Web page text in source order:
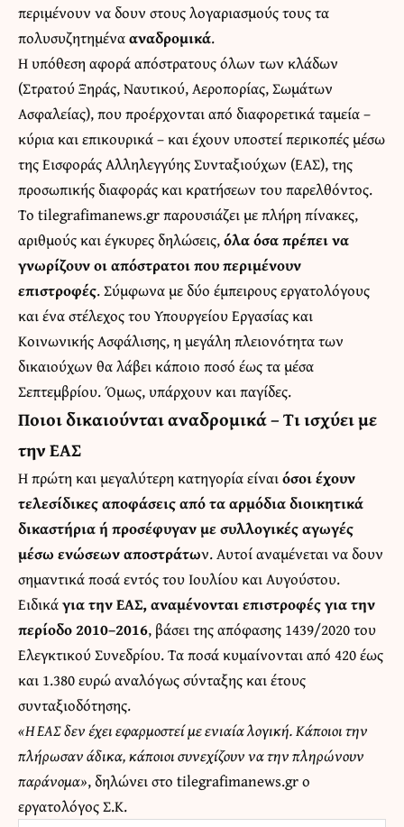
περιμένουν να δουν στους λογαριασμούς τους τα
πολυσυζητημένααναδρομικά.
Η υπόθεση αφορά απόστρατους όλων των κλάδων
(Στρατού Ξηράς, Ναυτικού, Αεροπορίας, Σωμάτων
Ασφαλείας), που προέρχονται από διαφορετικά ταμεία –
κύρια και επικουρικά – και έχουν υποστεί περικοπές μέσω
της Εισφοράς Αλληλεγγύης Συνταξιούχων (ΕΑΣ), της
προσωπικής διαφοράς και κρατήσεων του παρελθόντος.
Το tilegrafimanews.gr παρουσιάζει με πλήρη πίνακες,
αριθμούς και έγκυρες δηλώσεις,όλα όσα πρέπει να
γνωρίζουν οι απόστρατοι που περιμένουν
επιστροφές. Σύμφωνα με δύο έμπειρους εργατολόγους
και ένα στέλεχος του Υπουργείου Εργασίας και
Κοινωνικής Ασφάλισης, η μεγάλη πλειονότητα των
δικαιούχων θα λάβει κάποιο ποσό έως τα μέσα
Σεπτεμβρίου. Όμως, υπάρχουν και παγίδες.
Ποιοι δικαιούνται αναδρομικά – Τι ισχύει με
την ΕΑΣ
Η πρώτη και μεγαλύτερη κατηγορία είναιόσοι έχουν
τελεσίδικες αποφάσεις από τα αρμόδια διοικητικά
δικαστήρια ή προσέφυγαν με συλλογικές αγωγές
μέσω ενώσεων αποστράτων. Αυτοί αναμένεται να δουν
σημαντικά ποσά εντός του Ιουλίου και Αυγούστου.
Ειδικάγια την ΕΑΣ, αναμένονται επιστροφές για την
περίοδο 2010–2016, βάσει της απόφασης 1439/2020 του
Ελεγκτικού Συνεδρίου. Τα ποσά κυμαίνονται από 420 έως
και 1.380 ευρώ αναλόγως σύνταξης και έτους
συνταξιοδότησης.
«Η ΕΑΣ δεν έχει εφαρμοστεί με ενιαία λογική. Κάποιοι την
πλήρωσαν άδικα, κάποιοι συνεχίζουν να την πληρώνουν
παράνομα», δηλώνει στο tilegrafimanews.gr ο
εργατολόγος Σ.Κ.